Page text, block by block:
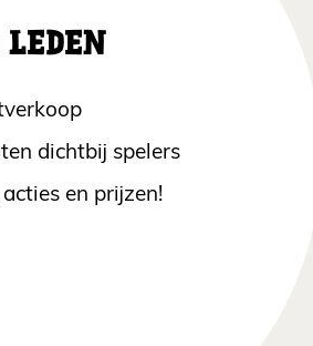
dichtbij spelers
en prijzen!